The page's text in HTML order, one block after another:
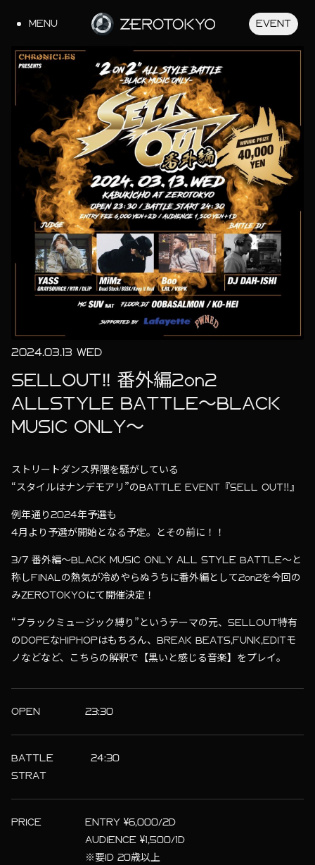
MENU EVENT
2024.03.13 WED
SELLOUT!! 番外編2on2
ALLSTYLE BATTLE〜BLACK
MUSIC ONLY〜
ストリートダンス界隈を騒がしている
“スタイルはナンデモアリ”のBATTLE EVENT『SELL OUT‼︎』
例年通り2024年予選も
4月より予選が開始となる予定。とその前に！！
3/7 番外編〜BLACK MUSIC ONLY ALL STYLE BATTLE〜と
称しFINALの熱気が冷めやらぬうちに番外編として2on2を今回の
みZEROTOKYOにて開催決定！
“ブラックミュージック縛り”というテーマの元、SELLOUT特有
のDOPEなHIPHOPはもちろん、BREAK BEATS,FUNK,EDITモ
ノなどなど、こちらの解釈で【黒いと感じる音楽】をプレイ。
OPEN 23:30
BATTLE
STRAT
24:30
PRICE
ENTRY ¥6,000/2D
AUDIENCE ¥1,500/1D
※要ID 20歳以上